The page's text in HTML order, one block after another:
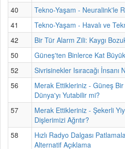
40
Tekno-Yaşam - Neuralink'le
41
Tekno-Yaşam - Havalı ve
42
Bir Tür Alarm Zili: Kaygı
50
Güneş'ten Binlerce Kat Büyük
52
Sivrisinekler Isıracağı İnsanı
56
Merak Ettikleriniz - Güneş
Dünya'yı Yutabilir mi?
57
Merak Ettikleriniz - Şekerli
Dişlerimizi Ağrıtır?
58
Hızlı Radyo Dalgası
Alternatif Açıklama